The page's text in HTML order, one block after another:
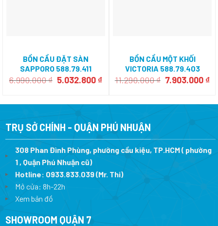
BỒN CẦU ĐẶT SÀN
SAPPORO 588.79.411
6.990.000₫ Giá
6.990.000 ₫.
5.032.800 ₫Giá
là:
BỒN CẦU MỘT KHỐI
VICTORIA 588.79.403
11.290.000₫ Giá
11.290.000 ₫.
7.903.000 ₫
TRỤ SỞ CHÍNH - QUẬN PHÚ NHUẬN
308 Phan Đình Phùng, phường cầu kiệu, TP.HCM ( phường
1 , Quận Phú Nhuận cũ)
Hotline: 0933.833.039(Mr. Thi)
Mở cửa: 8h-22h
Xem bản đồ
SHOWROOM QUẬN 7